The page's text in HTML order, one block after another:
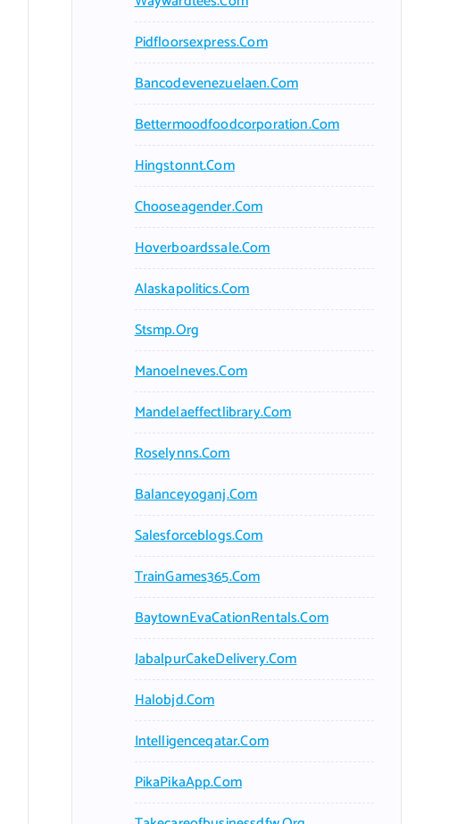
Pidfloorsexpress.com
Bancodevenezuelaen.com
Bettermoodfoodcorporation.com
Hingstonnt.com
Chooseagender.com
Hoverboardssale.com
Alaskapolitics.com
Stsmp.org
Manoelneves.com
Mandelaeffectlibrary.com
Roselynns.com
Balanceyoganj.com
Salesforceblogs.com
TrainGames365.com
BaytownEvaCationRentals.com
JabalpurCakeDelivery.com
Halobjd.com
Intelligenceqatar.com
PikaPikaApp.com